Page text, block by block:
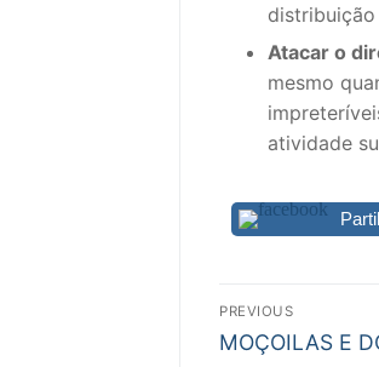
Atacar o
mesmo
atividade
de
PREVIOUS
Previous
MOÇOILAS E